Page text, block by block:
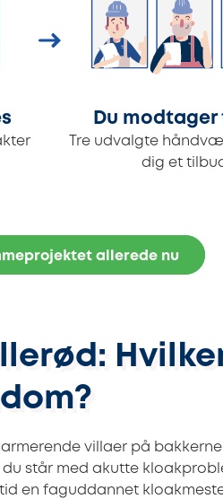
Du modtager
Tre udvalgte
dig et
allerede nu
villaer på
du står med akutte
en faguddannet